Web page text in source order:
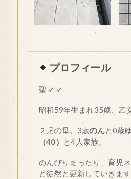
プロフィール
聖ママ
昭和59年生まれ35歳、乙
２児の母。3歳のんと0歳
（40）
と4人家族。
のんびりまったり、育児
ど徒然と更新していきます